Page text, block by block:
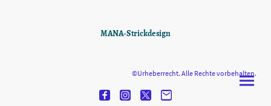
MANA-Strickdesign
©Urheberrecht. Alle Rechte vorbehalten.